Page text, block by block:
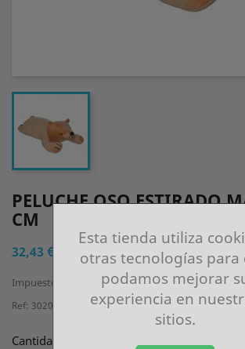
PELUCHE OSO ESTIRADO
CM
32,43 €
Impuestos incluidos
Ref: 302014CLM
Cantidad
Esta tienda utiliza
otras tecnologías para
podamos mejorar
experiencia en
sitios.